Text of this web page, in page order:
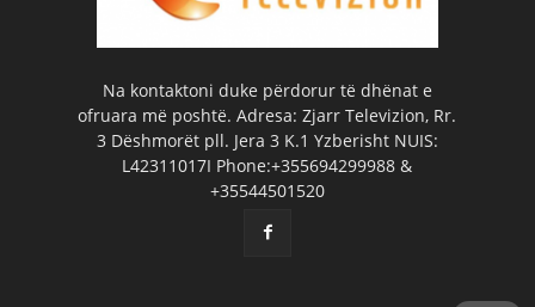
Na kontaktoni duke përdorur të dhënat e
ofruara më poshtë. Adresa: Zjarr Televizion, Rr.
3 Dëshmorët pll. Jera 3 K.1 Yzberisht NUIS:
L42311017I Phone:+355694299988 &
+35544501520